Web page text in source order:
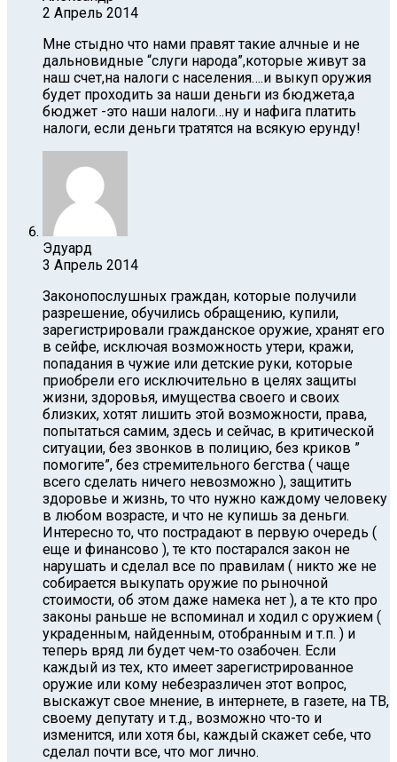
2 Апрель 2014
Мне стыдно что нами правят такие алчные и не
дальновидные “слуги народа”,которые живут за
наш счет,на налоги с населения….и выкуп оружия
будет проходить за наши деньги из бюджета,а
бюджет -это наши налоги…ну и нафига платить
налоги, если деньги тратятся на всякую ерунду!
Эдуард
3 Апрель 2014
Законопослушных граждан, которые получили
разрешение, обучились обращению, купили,
зарегистрировали гражданское оружие, хранят его
в сейфе, исключая возможность утери, кражи,
попадания в чужие или детские руки, которые
приобрели его исключительно в целях защиты
жизни, здоровья, имущества своего и своих
близких, хотят лишить этой возможности, права,
попытаться самим, здесь и сейчас, в критической
ситуации, без звонков в полицию, без криков ”
помогите”, без стремительного бегства ( чаще
всего сделать ничего невозможно ), защитить
здоровье и жизнь, то что нужно каждому человеку
в любом возрасте, и что не купишь за деньги.
Интересно то, что пострадают в первую очередь (
еще и финансово ), те кто постарался закон не
нарушать и сделал все по правилам ( никто же не
собирается выкупать оружие по рыночной
стоимости, об этом даже намека нет ), а те кто про
законы раньше не вспоминал и ходил с оружием (
украденным, найденным, отобранным и т.п. ) и
теперь вряд ли будет чем-то озабочен. Если
каждый из тех, кто имеет зарегистрированное
оружие или кому небезразличен этот вопрос,
выскажут свое мнение, в интернете, в газете, на ТВ,
своему депутату и т.д., возможно что-то и
изменится, или хотя бы, каждый скажет себе, что
сделал почти все, что мог лично.